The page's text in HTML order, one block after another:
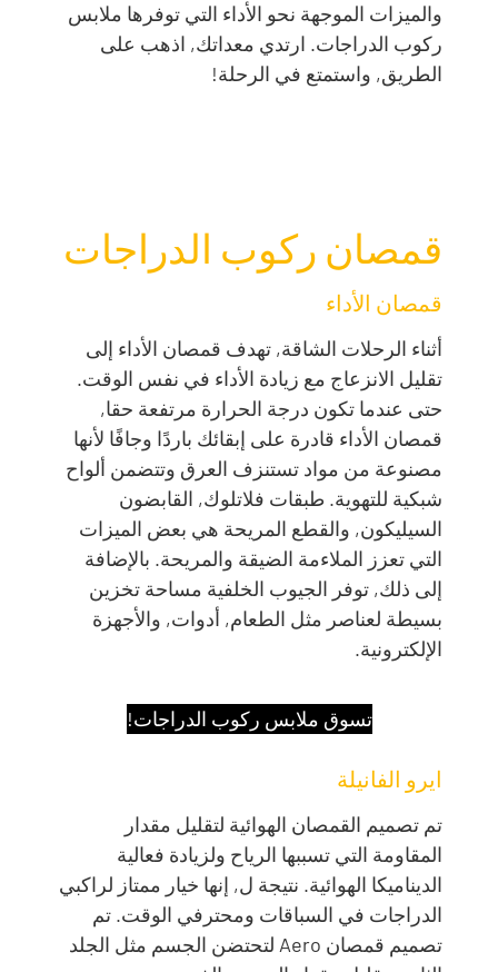
والميزات الموجهة نحو الأداء التي توفرها ملابس
ركوب الدراجات. ارتدي معداتك, اذهب على
الطريق, واستمتع في الرحلة!
قمصان ركوب الدراجات
قمصان الأداء
أثناء الرحلات الشاقة, تهدف قمصان الأداء إلى
تقليل الانزعاج مع زيادة الأداء في نفس الوقت.
حتى عندما تكون درجة الحرارة مرتفعة حقا,
قمصان الأداء قادرة على إبقائك باردًا وجافًا لأنها
مصنوعة من مواد تستنزف العرق وتتضمن ألواح
شبكية للتهوية. طبقات فلاتلوك, القابضون
السيليكون, والقطع المريحة هي بعض الميزات
التي تعزز الملاءمة الضيقة والمريحة. بالإضافة
إلى ذلك, توفر الجيوب الخلفية مساحة تخزين
بسيطة لعناصر مثل الطعام, أدوات, والأجهزة
الإلكترونية.
تسوق ملابس ركوب الدراجات!
ايرو الفانيلة
تم تصميم القمصان الهوائية لتقليل مقدار
المقاومة التي تسببها الرياح ولزيادة فعالية
الديناميكا الهوائية. نتيجة ل, إنها خيار ممتاز لراكبي
الدراجات في السباقات ومحترفي الوقت. تم
تصميم قمصان Aero لتحتضن الجسم مثل الجلد